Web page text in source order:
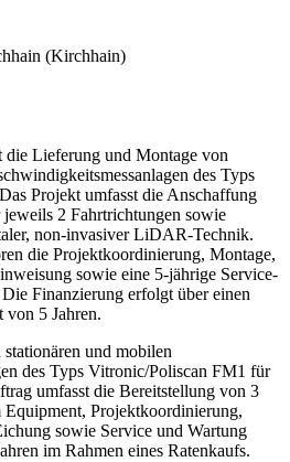
(Kirchhain)
Lieferung und Montage von
des Typs
Projekt umfasst die Anschaffung
2 Fahrtrichtungen sowie
non-invasiver LiDAR-Technik.
die Projektkoordinierung, Montage,
sowie eine 5-jährige Service-
Finanzierung erfolgt über einen
von 5 Jahren.
und mobilen
des Typs Vitronic/Poliscan FM1 für
umfasst die Bereitstellung von 3
Equipment, Projektkoordinierung,
sowie Service und Wartung
im Rahmen eines Ratenkaufs.